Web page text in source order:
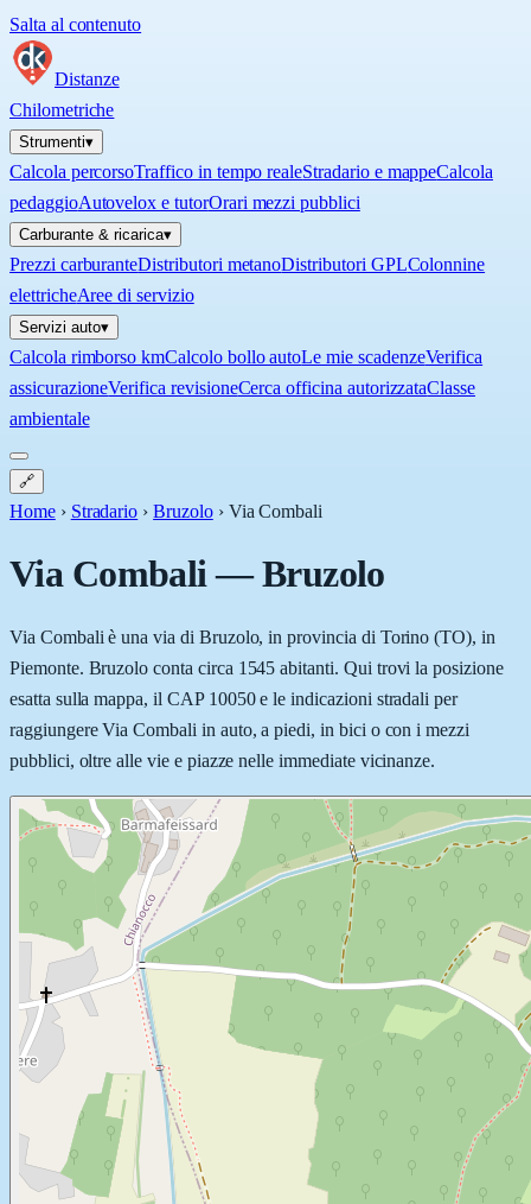
Salta al contenuto
Distanze
Chilometriche
Strumenti▾
Calcola percorsoTraffico in tempo realeStradario e mappeCalcola
pedaggioAutovelox e tutorOrari mezzi pubblici
Carburante & ricarica▾
Prezzi carburanteDistributori metanoDistributori GPLColonnine
elettricheAree di servizio
Servizi auto▾
Calcola rimborso kmCalcolo bollo autoLe mie scadenzeVerifica
assicurazioneVerifica revisioneCerca officina autorizzataClasse
ambientale
🔗
Home › Stradario › Bruzolo › Via Combali
Via Combali—Bruzolo
Via Combali è una via di Bruzolo, in provincia di Torino (TO), in
Piemonte. Bruzolo conta circa 1545 abitanti. Qui trovi la posizione
esatta sulla mappa, il CAP 10050 e le indicazioni stradali per
raggiungere Via Combali in auto, a piedi, in bici o con i mezzi
pubblici, oltre alle vie e piazze nelle immediate vicinanze.